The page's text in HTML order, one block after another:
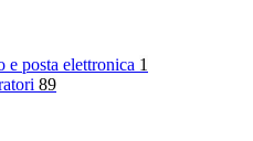
e posta elettronica 1
89